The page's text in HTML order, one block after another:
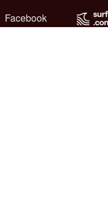
Facebook